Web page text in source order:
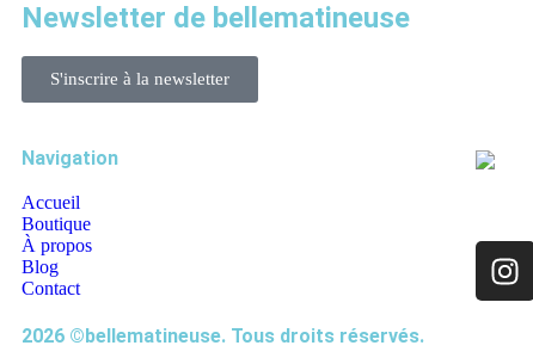
Newsletter de bellematineuse
S'inscrire à la newsletter
Navigation
Accueil
Boutique
À propos
Blog
Contact
2026 ©bellematineuse. Tous droits réservés.